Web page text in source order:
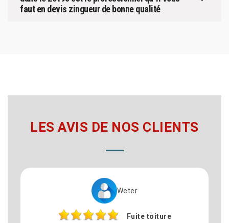
faut en devis zingueur de bonne qualité
LES AVIS DE NOS CLIENTS
Fuite toiture